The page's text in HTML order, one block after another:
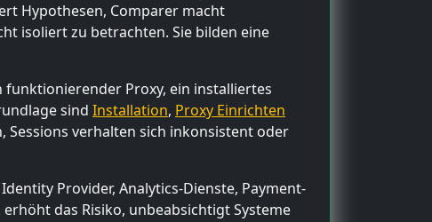
Hypothesen, Comparer macht
isoliert zu betrachten. Sie bilden eine
funktionierender Proxy, ein installiertes
sind Installation, Proxy Einrichten
Sessions verhalten sich inkonsistent oder
Provider, Analytics-Dienste, Payment-
das Risiko, unbeabsichtigt Systeme